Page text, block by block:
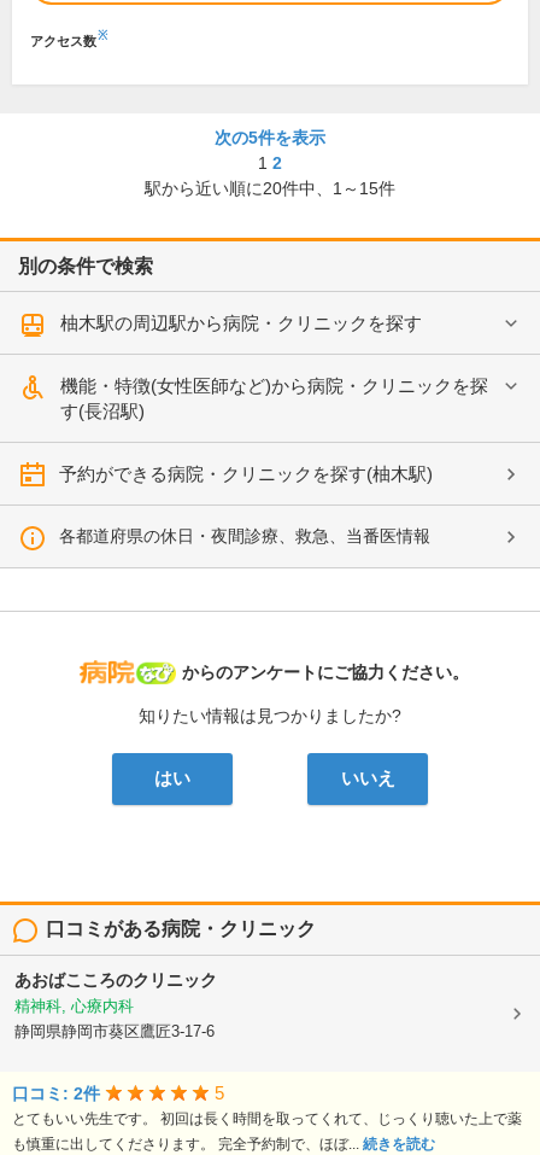
アクセス数※
次の5件を表示
1 2
駅から近い順に20件中、 1～15件
別の条件で検索
柚木駅の周辺駅から病院・クリニックを探す
機能・特徴(女性医師など)から病院・クリニックを探
す(長沼駅)
予約ができる病院・クリニックを探す(柚木駅)
各都道府県の休日・夜間診療、救急、当番医情報
病院なび
からのアンケートにご協力ください。
知りたい情報は見つかりましたか?
はい いいえ
口コミがある病院・クリニック
あおばこころのクリニック
精神科, 心療内科
静岡県静岡市葵区鷹匠3-17-6
口コミ: 2件 5
とてもいい先生です。 初回は長く時間を取ってくれて、じっくり聴いた上で薬
も慎重に出してくださります。 完全予約制で、ほぼ... 続きを読む